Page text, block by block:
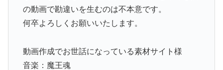
の動画で勘違いを生むのは不本意です。
何卒よろしくお願いいたします。
動画作成でお世話になっている素材サイト様
音楽：魔王魂